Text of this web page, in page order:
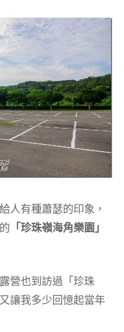
人有種蕭瑟的印象，
「珍珠嶺海角樂園」
營也到訪過「珍珠
讓我多少回憶起當年